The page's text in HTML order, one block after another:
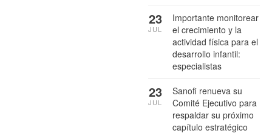
Importante monitorear
el crecimiento y la
actividad física para el
desarrollo infantil:
especialistas
23
JUL
Sanofi renueva su
Comité Ejecutivo para
respaldar su próximo
capítulo estratégico
23
JUL